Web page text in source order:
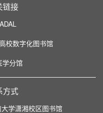
链接
校数字化图书馆
学分馆
方式
学潇湘校区图书馆